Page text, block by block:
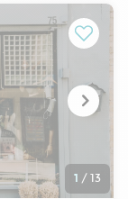
ou une
Le
à une mise
et des
livraison. Prix
: 3e
33000 1 / 13